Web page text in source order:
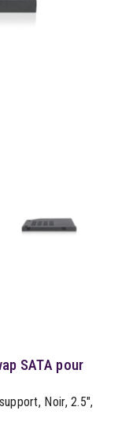
SATA pour
Noir, 2.5",